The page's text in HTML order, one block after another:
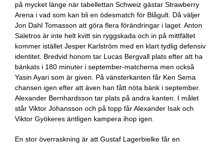
på mycket länge när tabellettan Schweiz gästar Strawberry
Arena i vad som kan bli en ödesmatch för Blågult. Då väljer
Jon Dahl Tomasson att göra flera förändringar i laget. Anton
Saletros är inte helt kvitt sin ryggskada och in på mittfältet
kommer istället Jesper Karlström med en klart tydlig defensiv
identitet. Bredvid honom tar Lucas Bergvall plats efter att ha
bänkats i 180 minuter i september-matcherna men också
Yasin Ayari som är given. På vänsterkanten får Ken Sema
chansen igen efter att även han fått nöta bänk i september.
Alexander Bernhardsson tar plats på andra kanten. I målet
står Viktor Johansson och på topp får Alexander Isak och
Viktor Gyökeres äntligen kampera ihop igen.
En stor överraskning är att Gustaf Lagerbielke får en